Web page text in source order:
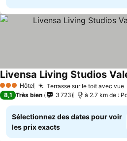
3 ÉtoilesHôtel Terrasse sur le toit avec vue
Livensa Living Studios
8,1 Très bien 3 723 à 2.7 km de :
Sélectionnez des dates pour voir
les prix exacts